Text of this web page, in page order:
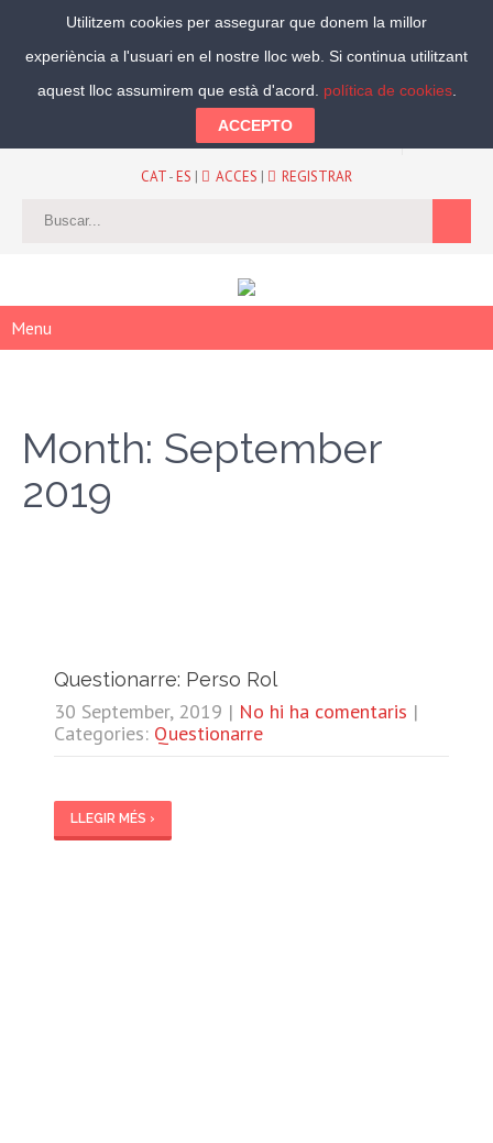
Segueix-nos:
CAT-ES | ACCES | REGISTRAR
Menu
Month: September
2019
Questionarre: Perso Rol
30 September, 2019 | No hi ha comentaris |
Categories: Questionarre
LLEGIR MÉS ›
Utilitzem cookies per assegurar que donem la millor
experiència a l'usuari en el nostre lloc web. Si continua utilitzant
aquest lloc assumirem que està d'acord. política de cookies.
ACCEPTO